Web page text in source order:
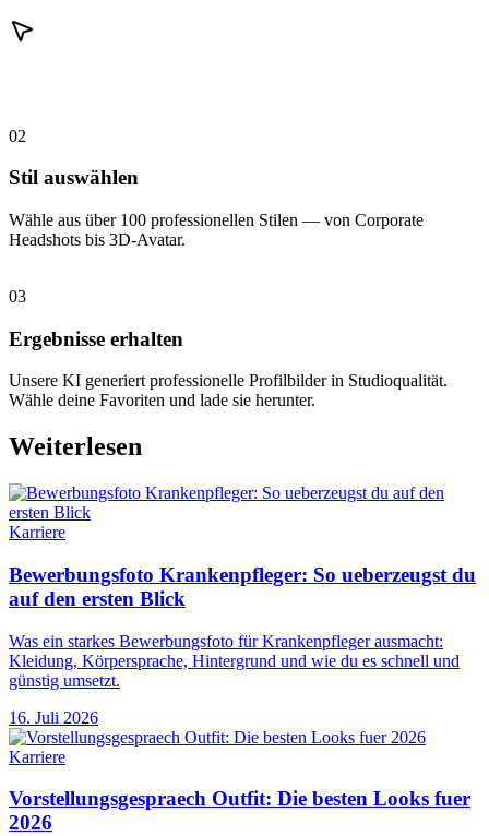
02
Stil auswählen
Wähle aus über 100 professionellen Stilen — von Corporate
Headshots bis 3D-Avatar.
03
Ergebnisse erhalten
Unsere KI generiert professionelle Profilbilder in Studioqualität.
Wähle deine Favoriten und lade sie herunter.
Weiterlesen
Karriere
Bewerbungsfoto Krankenpfleger: So ueberzeugst du
auf den ersten Blick
Was ein starkes Bewerbungsfoto für Krankenpfleger ausmacht:
Kleidung, Körpersprache, Hintergrund und wie du es schnell und
günstig umsetzt.
16. Juli 2026
Karriere
Vorstellungsgespraech Outfit: Die besten Looks fuer
2026